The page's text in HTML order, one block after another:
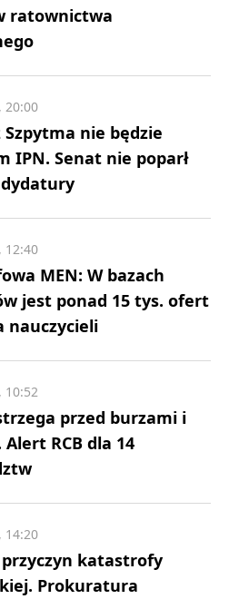
ratownictwa
nie będzie
IPN. Senat nie poparł
20:00
MEN: W bazach
jest ponad 15 tys. ofert
nauczycieli
12:40
przed burzami i
Alert RCB dla 14
10:52
katastrofy
Prokuratura
14:20